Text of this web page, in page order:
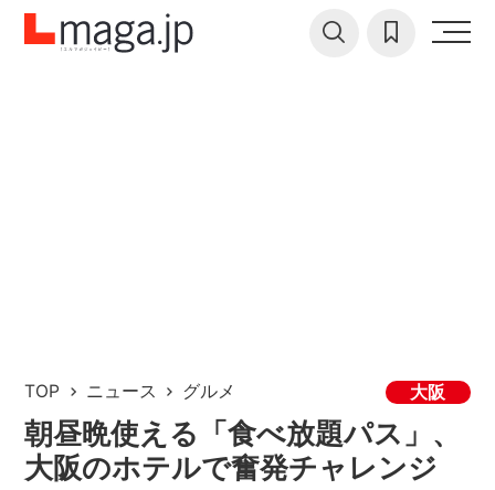
TOP ニュース グルメ 大阪
朝昼晩使える「食べ放題パス」、
大阪のホテルで奮発チャレンジ